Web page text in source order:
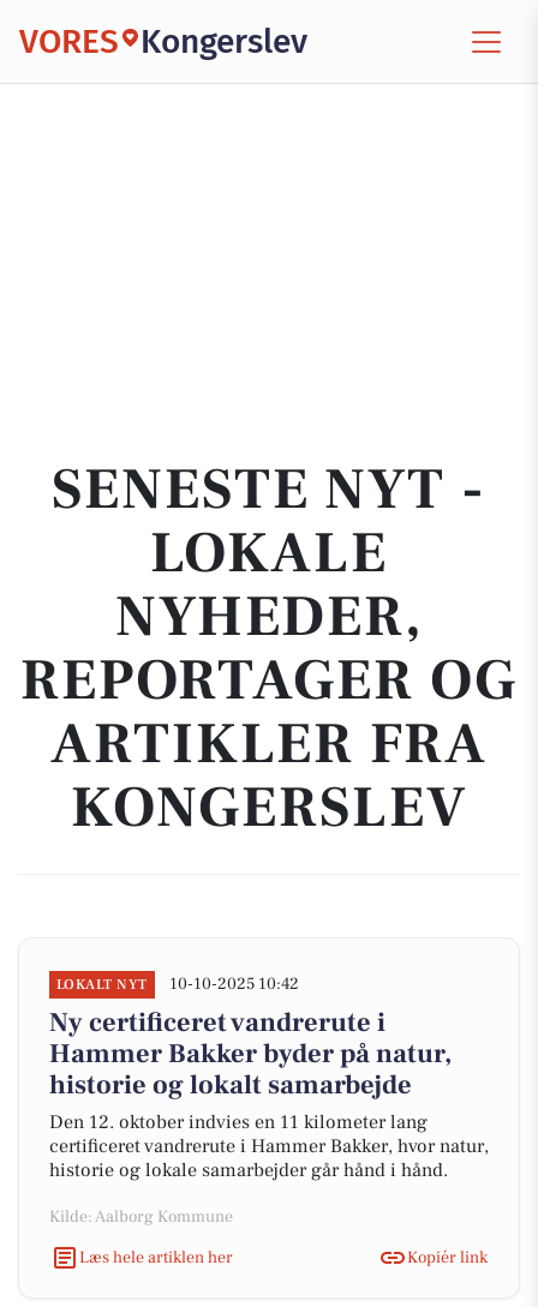
VORES Kongerslev
SENESTE NYT -
LOKALE
NYHEDER,
REPORTAGER OG
ARTIKLER FRA
KONGERSLEV
LOKALT NYT 10-10-2025 10:42
Ny certificeret vandrerute i
Hammer Bakker byder på natur,
historie og lokalt samarbejde
Den 12. oktober indvies en 11 kilometer lang
certificeret vandrerute i Hammer Bakker, hvor natur,
historie og lokale samarbejder går hånd i hånd.
Kilde: Aalborg Kommune
Læs hele artiklen her
Kopiér link